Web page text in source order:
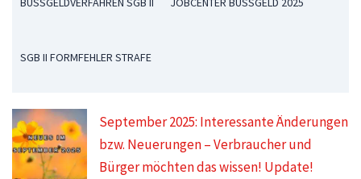
SGB II FORMFEHLER STRAFE
September 2025: Interessante Änderungen
bzw. Neuerungen – Verbraucher und
Bürger möchten das wissen! Update!